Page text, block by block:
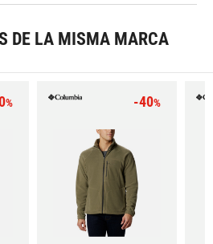
DE LA MISMA MARCA
% -40%